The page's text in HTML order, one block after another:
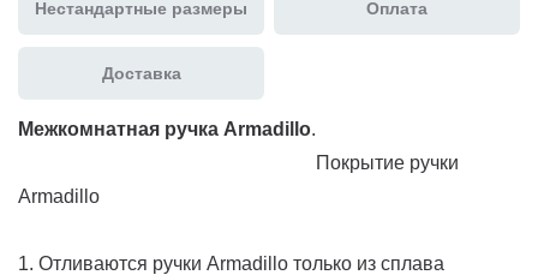
Нестандартные размеры Оплата
Доставка
Межкомнатная ручка Armadillo.
Покрытие ручки
Armadillo
1. Отливаются ручки Armadillo только из сплава